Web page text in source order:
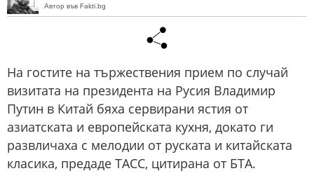
Автор във Fakti.bg
На гостите на тържествения прием по случай
визитата на президента на Русия Владимир
Путин в Китай бяха сервирани ястия от
азиатската и европейската кухня, докато ги
развличаха с мелодии от руската и китайската
класика, предаде ТАСС, цитирана от БТА.